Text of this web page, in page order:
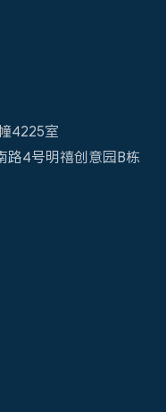
4225室
路4号明禧创意园B栋